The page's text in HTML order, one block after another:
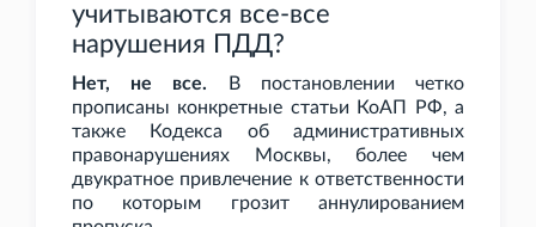
учитываются все-все
нарушения ПДД?
Нет, не все. В постановлении четко
прописаны конкретные статьи КоАП РФ, а
также Кодекса об административных
правонарушениях Москвы, более чем
двукратное привлечение к ответственности
по которым грозит аннулированием